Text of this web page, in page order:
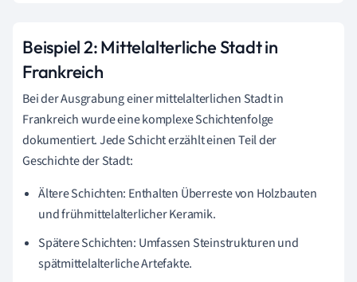
Beispiel 2: Mittelalterliche Stadt in
Frankreich
Bei der Ausgrabung einer mittelalterlichen Stadt in
Frankreich wurde eine komplexe Schichtenfolge
dokumentiert. Jede Schicht erzählt einen Teil der
Geschichte der Stadt:
Ältere Schichten: Enthalten Überreste von Holzbauten
und frühmittelalterlicher Keramik.
Spätere Schichten: Umfassen Steinstrukturen und
spätmittelalterliche Artefakte.